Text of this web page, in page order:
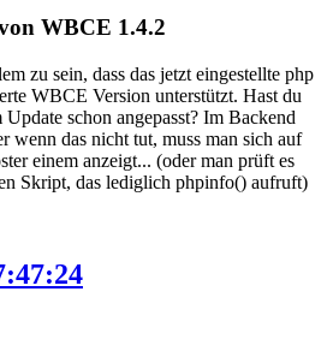
WBCE 1.4.2
zu sein, dass das jetzt eingestellte php
WBCE Version unterstützt. Hast du
schon angepasst? Im Backend
wenn das nicht tut, muss man sich auf
einem anzeigt... (oder man prüft es
Skript, das lediglich phpinfo() aufruft)